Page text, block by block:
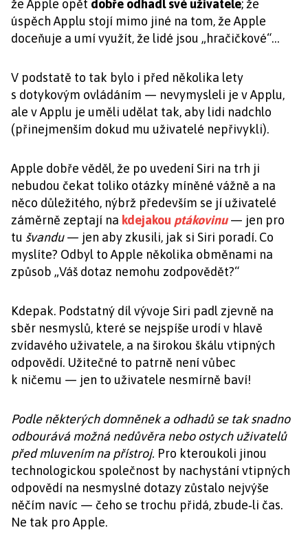
že Apple opět dobře odhadl své uživatele; že
úspěch Applu stojí mimo jiné na tom, že Apple
doceňuje a umí využít, že lidé jsou „hračičkové“…
V podstatě to tak bylo i před několika lety
s dotykovým ovládáním — nevymysleli je v Applu,
ale v Applu je uměli udělat tak, aby lidi nadchlo
(přinejmenším dokud mu uživatelé nepřivykli).
Apple dobře věděl, že po uvedení Siri na trh ji
nebudou čekat toliko otázky míněné vážně a na
něco důležitého, nýbrž především se jí uživatelé
záměrně zeptají na kdejakou ptákovinu — jen pro
tu švandu— jen aby zkusili, jak si Siri poradí. Co
myslíte? Odbyl to Apple několika obměnami na
způsob „Váš dotaz nemohu zodpovědět?“
Kdepak. Podstatný díl vývoje Siri padl zjevně na
sběr nesmyslů, které se nejspíše urodí v hlavě
zvídavého uživatele, a na širokou škálu vtipných
odpovědí. Užitečné to patrně není vůbec
k ničemu — jen to uživatele nesmírně baví!
Podle některých domněnek a odhadů se tak snadno
odbourává možná nedůvěra nebo ostych uživatelů
před mluvením na přístroj. Pro kteroukoli jinou
technologickou společnost by nachystání vtipných
odpovědí na nesmyslné dotazy zůstalo nejvýše
něčím navíc — čeho se trochu přidá, zbude‑li čas.
Ne tak pro Apple.